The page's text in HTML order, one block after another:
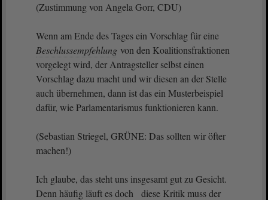
(Zustimmung von Angela Gorr, CDU)
Wenn am Ende des Tages ein Vorschlag für eine
Beschlussempfehlung von den Koalitionsfraktionen
vorgelegt wird, der Antragsteller selbst einen
Vorschlag dazu macht und wir diesen an der Stelle
auch übernehmen, dann ist das ein Musterbeispiel
dafür, wie Parlamentarismus funktionieren kann.
(Sebastian Striegel, GRÜNE: Das sollten wir öfter
machen!)
Ich glaube, das steht uns insgesamt gut zu Gesicht.
Denn häufig läuft es doch diese Kritik muss der